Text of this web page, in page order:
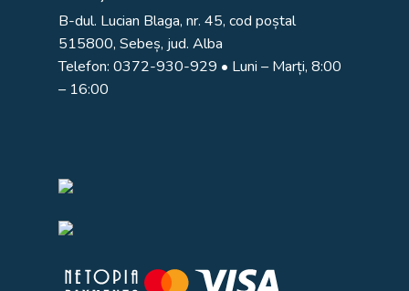
B-dul. Lucian Blaga, nr. 45, cod poștal
515800, Sebeș, jud. Alba
Telefon: 0372-930-929 • Luni – Marți, 8:00
– 16:00